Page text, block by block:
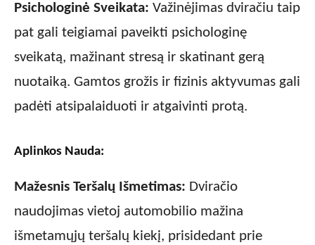
Psichologinė Sveikata: Važinėjimas dviračiu taip
pat gali teigiamai paveikti psichologinę
sveikatą, mažinant stresą ir skatinant gerą
nuotaiką. Gamtos grožis ir fizinis aktyvumas gali
padėti atsipalaiduoti ir atgaivinti protą.
Aplinkos Nauda:
Mažesnis Teršalų Išmetimas: Dviračio
naudojimas vietoj automobilio mažina
išmetamųjų teršalų kiekį, prisidedant prie